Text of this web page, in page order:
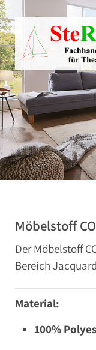
Direkt zur
Direkt zum Inhalt
Zur Unternavigation
Möbelstoff
Der Möbelstoff
Bereich
Material:
100%